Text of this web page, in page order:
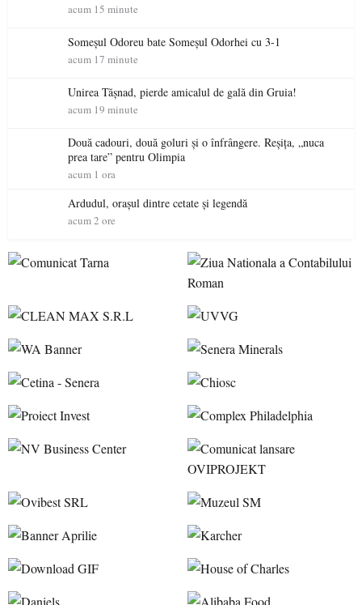
acum 15 minute
Someșul Odoreu bate Someșul Odorhei cu 3-1
acum 17 minute
Unirea Tășnad, pierde amicalul de gală din Gruia!
acum 19 minute
Două cadouri, două goluri și o înfrângere. Reșița, „nuca
prea tare” pentru Olimpia
acum 1 ora
Ardudul, orașul dintre cetate și legendă
acum 2 ore